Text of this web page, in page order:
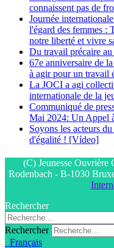
connaissent pas de
Journée
l'égard des femmes :
notre liberté et vivre
Du travail précaire
67e anniversaire de
à agir pour un travail
La JOCI a agi
internationale de la
Communiqué de
Mai 2024: Un Appel
Soyons les acteurs
d'égalité ! [Vídeo]
(C) Jeunesse Ouvrière
Rodenbach - B-1030
Rechercher
Rechercher
Français